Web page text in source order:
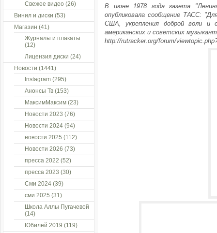
В июне 1978 года газета
опубликовала сообщение ТАСС:
США, укрепления доброй воли и
американских и советских
http://rutracker.org/forum/
Свежее видео (26)
Винил и диски (53)
Магазин (41)
Журналы и плакаты
(12)
Лицензия диски (24)
Новости (1441)
Instagram (295)
Анонсы Тв (153)
МаксимМаксим (23)
Новости 2023 (76)
Новости 2024 (94)
новости 2025 (112)
Новости 2026 (73)
пресса 2022 (52)
пресса 2023 (30)
Сми 2024 (39)
сми 2025 (31)
Школа Аллы Пугачевой
(14)
Юбилей 2019 (119)